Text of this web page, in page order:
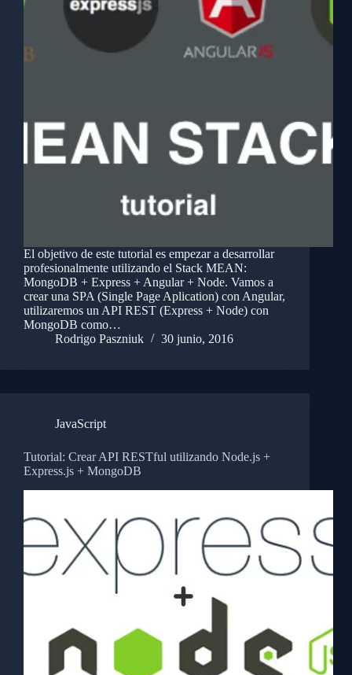
El objetivo de este tutorial es empezar a desarrollar
profesionalmente utilizando el Stack MEAN:
MongoDB + Express + Angular + Node. Vamos a
crear una SPA (Single Page Aplication) con Angular,
utilizaremos un API REST (Express + Node) con
MongoDB como…
Rodrigo Paszniuk
30 junio, 2016
JavaScript
Tutorial: Crear API RESTful utilizando Node.js +
Express.js + MongoDB